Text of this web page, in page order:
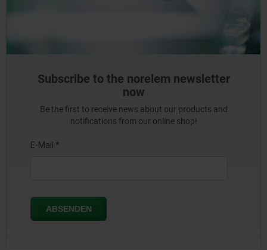
Subscribe to the norelem newsletter
now
Be the first to receive news about our products and
notifications from our online shop!